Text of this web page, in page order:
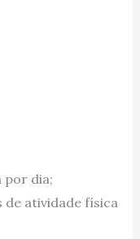
por dia;
atividade física